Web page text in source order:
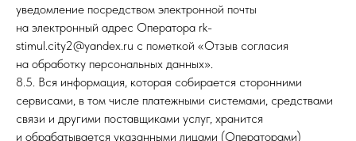
уведомление посредством электронной почты
на электронный адрес Оператора rk-
stimul.city2@yandex.ru с пометкой «Отзыв согласия
на обработку персональных данных».
8.5. Вся информация, которая собирается сторонними
сервисами, в том числе платежными системами, средствами
связи и другими поставщиками услуг, хранится
и обрабатывается указанными лицами (Операторами)
г. Амурск, пр. Победы,д. 19
+7 (924) 215–41–00
stimul-ipoteka@yandex.ru
Написать в MAX
База недвижимости
Продажа